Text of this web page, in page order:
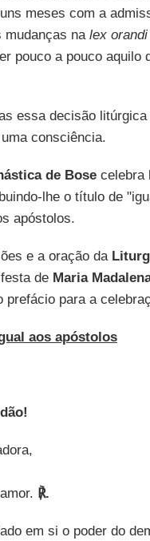
meses com a
mudanças na lex orandi
pouco a pouco aquilo
essa decisão
consciência.
de Bosecelebra
lhe o título de
apóstolos.
e a oração da
de Maria
prefácio para a
aos apóstolos
℟.
em si o poder do